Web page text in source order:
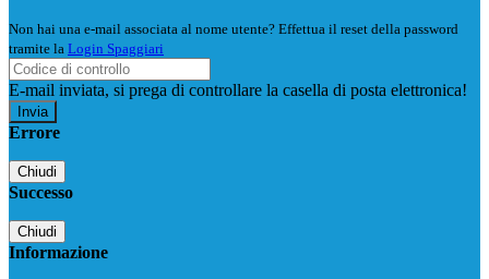
Non hai una e-mail associata al nome utente? Effettua il reset della password
tramite la Login Spaggiari
E-mail inviata, si prega di controllare la casella di posta elettronica!
Errore
Chiudi
Successo
Chiudi
Informazione